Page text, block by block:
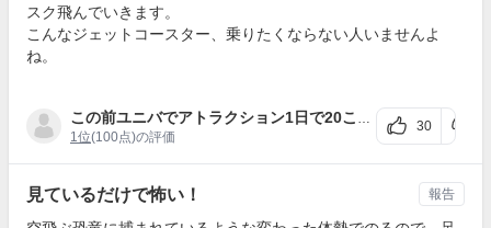
スク飛んでいきます。
こんなジェットコースター、乗りたくならない人いませんよ
ね。
さん
1位(100点)の評価
30
見ているだけで怖い！ 報告